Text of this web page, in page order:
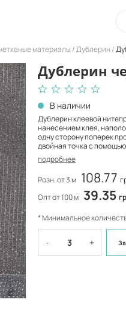
материалы Дублерин
Дублерин
В наличии
Дублерин клеевой
нанесением клея,
одну сторону поперек
двойная точка с
подробнее
Розн. от 3 м 108.77
Опт от 100 м 39.35
* Минимальное
- +